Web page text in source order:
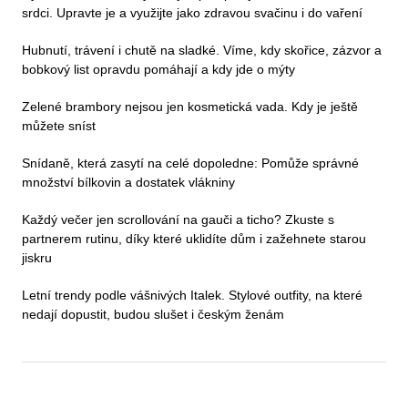
srdci. Upravte je a využijte jako zdravou svačinu i do vaření
Hubnutí, trávení i chutě na sladké. Víme, kdy skořice, zázvor a
bobkový list opravdu pomáhají a kdy jde o mýty
Zelené brambory nejsou jen kosmetická vada. Kdy je ještě
můžete sníst
Snídaně, která zasytí na celé dopoledne: Pomůže správné
množství bílkovin a dostatek vlákniny
Každý večer jen scrollování na gauči a ticho? Zkuste s
partnerem rutinu, díky které uklidíte dům i zažehnete starou
jiskru
Letní trendy podle vášnivých Italek. Stylové outfity, na které
nedají dopustit, budou slušet i českým ženám